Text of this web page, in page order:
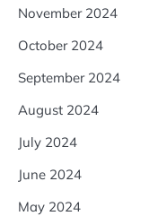
November 2024
October 2024
September 2024
August 2024
July 2024
June 2024
May 2024